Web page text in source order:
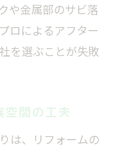
や金属部のサビ落
ロによるアフター
を選ぶことが失敗
間の工夫
は、リフォームの